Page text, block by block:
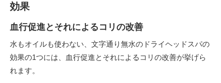
効果
血行促進とそれによるコリの改善
水もオイルも使わない、文字通り無水のドライヘッドスパの
効果の1つには、血行促進とそれによるコリの改善が挙げら
れます。